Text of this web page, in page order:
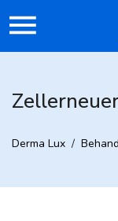
Derma Lux /